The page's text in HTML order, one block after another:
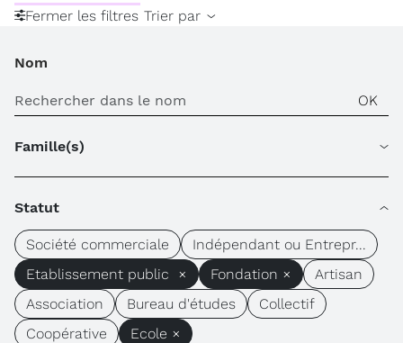
Fermer les filtres Trier par
Nom
Famille(s)
Statut
Société commerciale
Indépendant ou Entrepr...
Etablissement public ×
Fondation ×
Artisan
Association
Bureau d'études
Collectif
Coopérative
Ecole ×